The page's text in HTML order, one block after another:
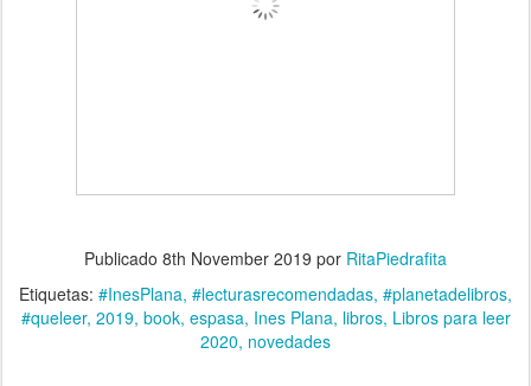
Publicado 8th November 2019 por RitaPiedrafita
Etiquetas: #InesPlana #lecturasrecomendadas #planetadelibros
#queleer 2019 book espasa Ines Plana libros Libros para leer
2020 novedades